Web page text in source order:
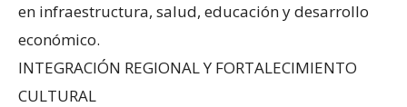
en infraestructura, salud, educación y desarrollo
económico.
INTEGRACIÓN REGIONAL Y FORTALECIMIENTO
CULTURAL